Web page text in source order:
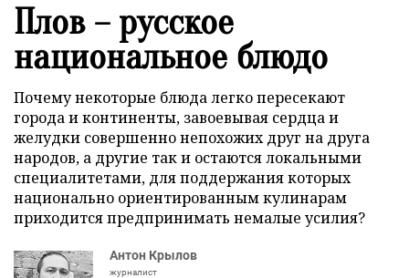
Плов – русское
национальное блюдо
Почему некоторые блюда легко пересекают
города и континенты, завоевывая сердца и
желудки совершенно непохожих друг на друга
народов, а другие так и остаются локальными
специалитетами, для поддержания которых
национально ориентированным кулинарам
приходится предпринимать немалые усилия?
Антон Крылов
журналист